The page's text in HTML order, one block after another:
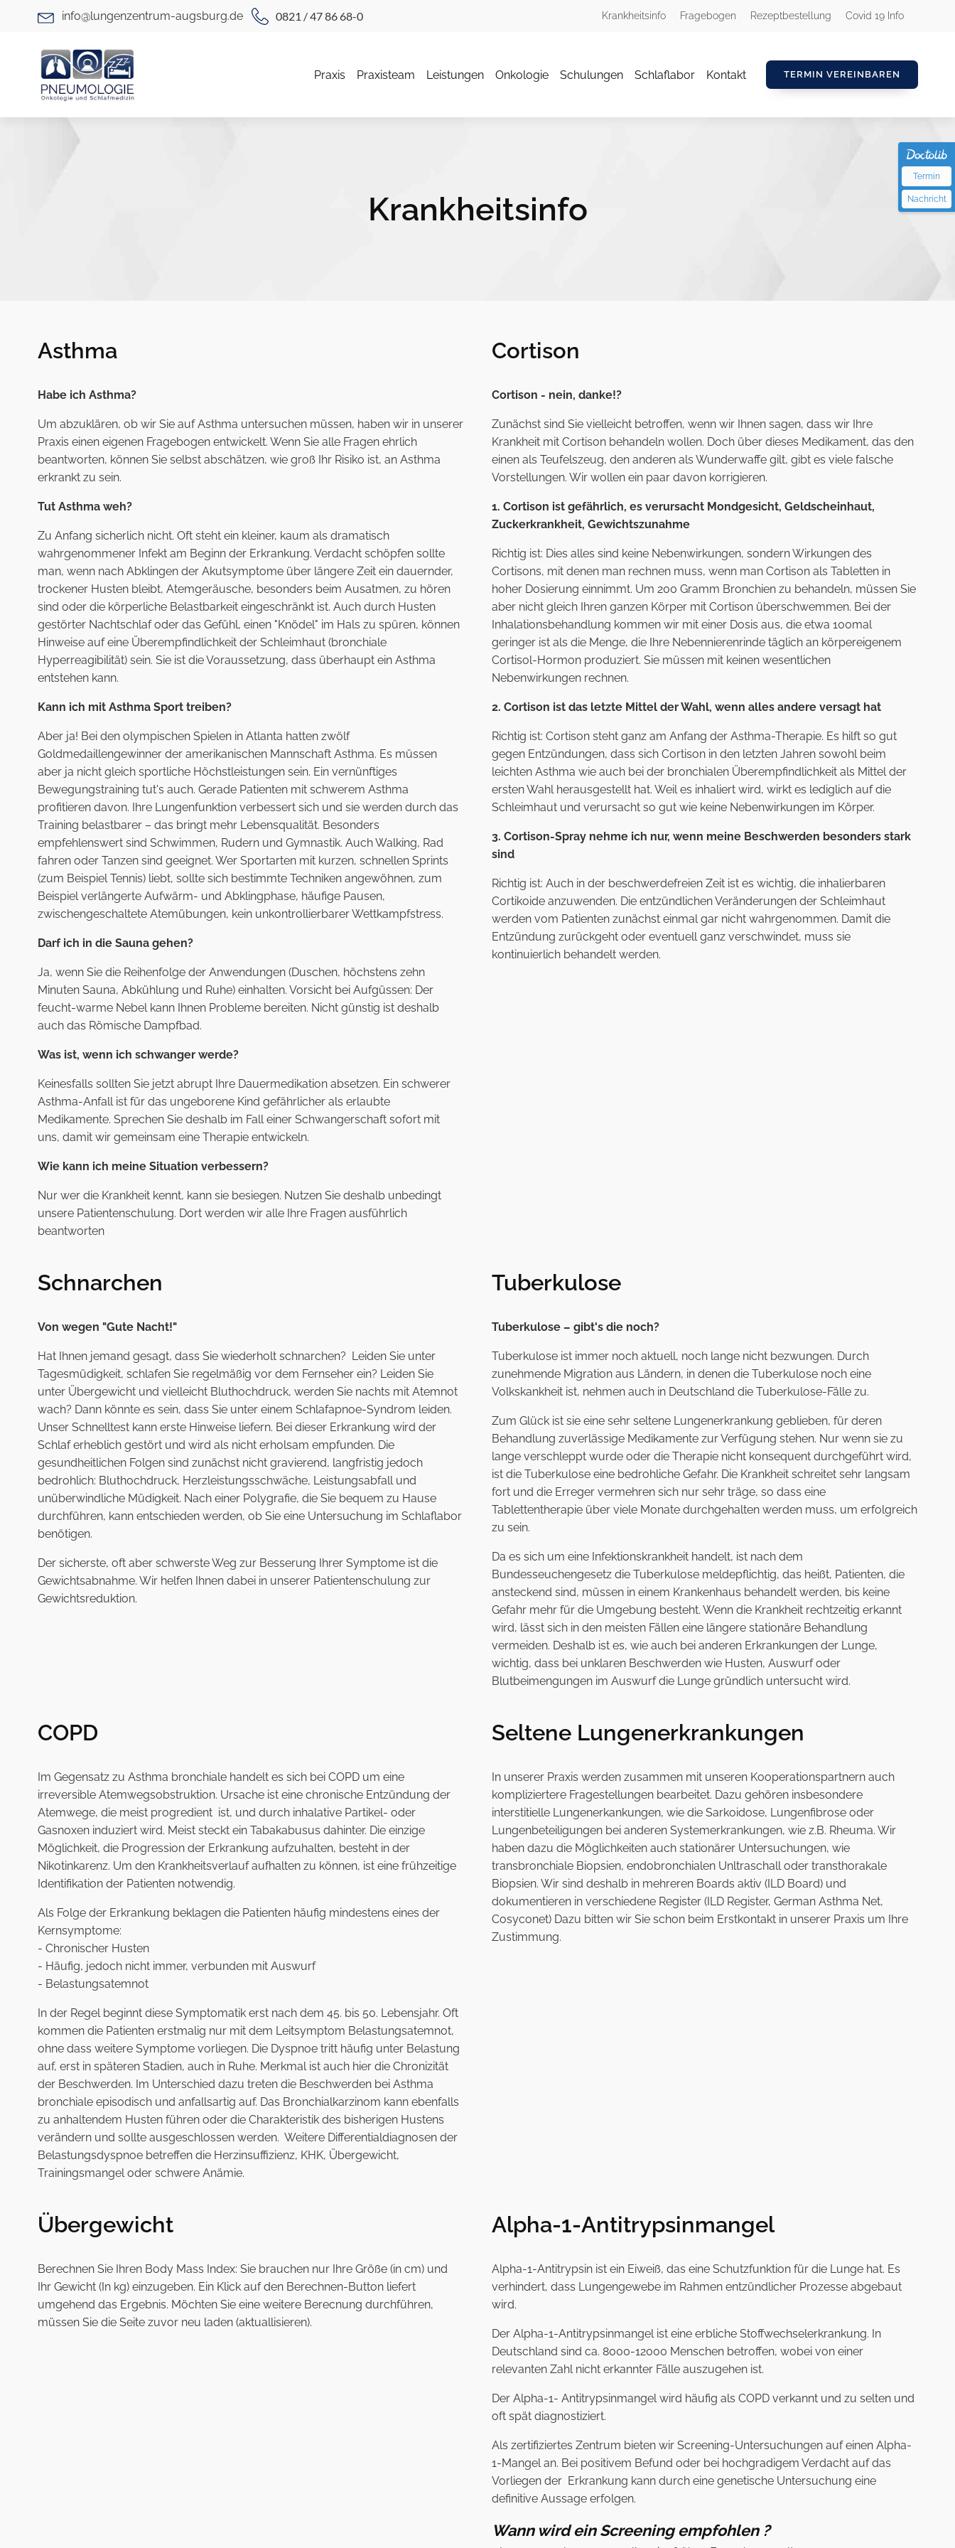
info@lungenzentrum-augsburg.de 0821 / 47 86 68-0 Krankheitsinfo Fragebogen Rezeptbestellung Covid 19 Info
Praxis Praxisteam Leistungen Onkologie Schulungen Schlaflabor Kontakt TERMIN VEREINBAREN
Krankheitsinfo
Asthma
Habe ich Asthma?
Um abzuklären, ob wir Sie auf Asthma untersuchen müssen, haben wir in unserer
Praxis einen eigenen Fragebogen entwickelt. Wenn Sie alle Fragen ehrlich
beantworten, können Sie selbst abschätzen, wie groß Ihr Risiko ist, an Asthma
erkrankt zu sein.
Tut Asthma weh?
Zu Anfang sicherlich nicht. Oft steht ein kleiner, kaum als dramatisch
wahrgenommener Infekt am Beginn der Erkrankung. Verdacht schöpfen sollte
man, wenn nach Abklingen der Akutsymptome über längere Zeit ein dauernder,
trockener Husten bleibt, Atemgeräusche, besonders beim Ausatmen, zu hören
sind oder die körperliche Belastbarkeit eingeschränkt ist. Auch durch Husten
gestörter Nachtschlaf oder das Gefühl, einen "Knödel" im Hals zu spüren, können
Hinweise auf eine Überempfindlichkeit der Schleimhaut (bronchiale
Hyperreagibilität) sein. Sie ist die Voraussetzung, dass überhaupt ein Asthma
entstehen kann.
Kann ich mit Asthma Sport treiben?
Aber ja! Bei den olympischen Spielen in Atlanta hatten zwölf
Goldmedaillengewinner der amerikanischen Mannschaft Asthma. Es müssen
aber ja nicht gleich sportliche Höchstleistungen sein. Ein vernünftiges
Bewegungstraining tut's auch. Gerade Patienten mit schwerem Asthma
profitieren davon. Ihre Lungenfunktion verbessert sich und sie werden durch das
Training belastbarer – das bringt mehr Lebensqualität. Besonders
empfehlenswert sind Schwimmen, Rudern und Gymnastik. Auch Walking, Rad
fahren oder Tanzen sind geeignet. Wer Sportarten mit kurzen, schnellen Sprints
(zum Beispiel Tennis) liebt, sollte sich bestimmte Techniken angewöhnen, zum
Beispiel verlängerte Aufwärm- und Abklingphase, häufige Pausen,
zwischengeschaltete Atemübungen, kein unkontrollierbarer Wettkampfstress.
Darf ich in die Sauna gehen?
Ja, wenn Sie die Reihenfolge der Anwendungen (Duschen, höchstens zehn
Minuten Sauna, Abkühlung und Ruhe) einhalten. Vorsicht bei Aufgüssen: Der
feucht-warme Nebel kann Ihnen Probleme bereiten. Nicht günstig ist deshalb
auch das Römische Dampfbad.
Was ist, wenn ich schwanger werde?
Keinesfalls sollten Sie jetzt abrupt Ihre Dauermedikation absetzen. Ein schwerer
Asthma-Anfall ist für das ungeborene Kind gefährlicher als erlaubte
Medikamente. Sprechen Sie deshalb im Fall einer Schwangerschaft sofort mit
uns, damit wir gemeinsam eine Therapie entwickeln.
Wie kann ich meine Situation verbessern?
Nur wer die Krankheit kennt, kann sie besiegen. Nutzen Sie deshalb unbedingt
unsere Patientenschulung. Dort werden wir alle Ihre Fragen ausführlich
beantworten
Cortison
Cortison - nein, danke!?
Zunächst sind Sie vielleicht betroffen, wenn wir Ihnen sagen, dass wir Ihre
Krankheit mit Cortison behandeln wollen. Doch über dieses Medikament, das den
einen als Teufelszeug, den anderen als Wunderwaffe gilt, gibt es viele falsche
Vorstellungen. Wir wollen ein paar davon korrigieren.
1. Cortison ist gefährlich, es verursacht Mondgesicht, Geldscheinhaut,
Zuckerkrankheit, Gewichtszunahme
Richtig ist: Dies alles sind keine Nebenwirkungen, sondern Wirkungen des
Cortisons, mit denen man rechnen muss, wenn man Cortison als Tabletten in
hoher Dosierung einnimmt. Um 200 Gramm Bronchien zu behandeln, müssen Sie
aber nicht gleich Ihren ganzen Körper mit Cortison überschwemmen. Bei der
Inhalationsbehandlung kommen wir mit einer Dosis aus, die etwa 100mal
geringer ist als die Menge, die Ihre Nebennierenrinde täglich an körpereigenem
Cortisol-Hormon produziert. Sie müssen mit keinen wesentlichen
Nebenwirkungen rechnen.
2. Cortison ist das letzte Mittel der Wahl, wenn alles andere versagt hat
Richtig ist: Cortison steht ganz am Anfang der Asthma-Therapie. Es hilft so gut
gegen Entzündungen, dass sich Cortison in den letzten Jahren sowohl beim
leichten Asthma wie auch bei der bronchialen Überempfindlichkeit als Mittel der
ersten Wahl herausgestellt hat. Weil es inhaliert wird, wirkt es lediglich auf die
Schleimhaut und verursacht so gut wie keine Nebenwirkungen im Körper.
3. Cortison-Spray nehme ich nur, wenn meine Beschwerden besonders stark
sind
Richtig ist: Auch in der beschwerdefreien Zeit ist es wichtig, die inhalierbaren
Cortikoide anzuwenden. Die entzündlichen Veränderungen der Schleimhaut
werden vom Patienten zunächst einmal gar nicht wahrgenommen. Damit die
Entzündung zurückgeht oder eventuell ganz verschwindet, muss sie
kontinuierlich behandelt werden.
Schnarchen
Von wegen "Gute Nacht!"
Hat Ihnen jemand gesagt, dass Sie wiederholt schnarchen? Leiden Sie unter
Tagesmüdigkeit, schlafen Sie regelmäßig vor dem Fernseher ein? Leiden Sie
unter Übergewicht und vielleicht Bluthochdruck, werden Sie nachts mit Atemnot
wach? Dann könnte es sein, dass Sie unter einem Schlafapnoe-Syndrom leiden.
Unser Schnelltestkann erste Hinweise liefern. Bei dieser Erkrankung wird der
Schlaf erheblich gestört und wird als nicht erholsam empfunden. Die
gesundheitlichen Folgen sind zunächst nicht gravierend, langfristig jedoch
bedrohlich: Bluthochdruck, Herzleistungsschwäche, Leistungsabfall und
unüberwindliche Müdigkeit. Nach einer Polygrafie, die Sie bequem zu Hause
durchführen, kann entschieden werden, ob Sie eine Untersuchung im Schlaflabor
benötigen.
Der sicherste, oft aber schwerste Weg zur Besserung Ihrer Symptome ist die
Gewichtsabnahme. Wir helfen Ihnen dabei in unserer Patientenschulung zur
Gewichtsreduktion.
Tuberkulose
Tuberkulose – gibt's die noch?
Tuberkulose ist immer noch aktuell, noch lange nicht bezwungen. Durch
zunehmende Migration aus Ländern, in denen die Tuberkulose noch eine
Volkskankheit ist, nehmen auch in Deutschland die Tuberkulose-Fälle zu.
Zum Glück ist sie eine sehr seltene Lungenerkrankung geblieben, für deren
Behandlung zuverlässige Medikamente zur Verfügung stehen. Nur wenn sie zu
lange verschleppt wurde oder die Therapie nicht konsequent durchgeführt wird,
ist die Tuberkulose eine bedrohliche Gefahr. Die Krankheit schreitet sehr langsam
fort und die Erreger vermehren sich nur sehr träge, so dass eine
Tablettentherapie über viele Monate durchgehalten werden muss, um erfolgreich
zu sein.
Da es sich um eine Infektionskrankheit handelt, ist nach dem
Bundesseuchengesetz die Tuberkulose meldepflichtig, das heißt, Patienten, die
ansteckend sind, müssen in einem Krankenhaus behandelt werden, bis keine
Gefahr mehr für die Umgebung besteht. Wenn die Krankheit rechtzeitig erkannt
wird, lässt sich in den meisten Fällen eine längere stationäre Behandlung
vermeiden. Deshalb ist es, wie auch bei anderen Erkrankungen der Lunge,
wichtig, dass bei unklaren Beschwerden wie Husten, Auswurf oder
Blutbeimengungen im Auswurf die Lunge gründlich untersucht wird.
COPD
Im Gegensatz zu Asthma bronchiale handelt es sich bei COPD um eine
irreversible Atemwegsobstruktion. Ursache ist eine chronische Entzündung der
Atemwege, die meist progredient ist, und durch inhalative Partikel- oder
Gasnoxen induziert wird. Meist steckt ein Tabakabusus dahinter. Die einzige
Möglichkeit, die Progression der Erkrankung aufzuhalten, besteht in der
Nikotinkarenz. Um den Krankheitsverlauf aufhalten zu können, ist eine frühzeitige
Identifikation der Patienten notwendig.
Als Folge der Erkrankung beklagen die Patienten häufig mindestens eines der
Kernsymptome:
- Chronischer Husten
- Häufig, jedoch nicht immer, verbunden mit Auswurf
- Belastungsatemnot
In der Regel beginnt diese Symptomatik erst nach dem 45. bis 50. Lebensjahr. Oft
kommen die Patienten erstmalig nur mit dem Leitsymptom Belastungsatemnot,
ohne dass weitere Symptome vorliegen. Die Dyspnoe tritt häufig unter Belastung
auf, erst in späteren Stadien, auch in Ruhe. Merkmal ist auch hier die Chronizität
der Beschwerden. Im Unterschied dazu treten die Beschwerden bei Asthma
bronchiale episodisch und anfallsartig auf. Das Bronchialkarzinom kann ebenfalls
zu anhaltendem Husten führen oder die Charakteristik des bisherigen Hustens
verändern und sollte ausgeschlossen werden. Weitere Differentialdiagnosen der
Belastungsdyspnoe betreffen die Herzinsuffizienz, KHK, Übergewicht,
Trainingsmangel oder schwere Anämie.
Seltene Lungenerkrankungen
In unserer Praxis werden zusammen mit unseren Kooperationspartnern auch
kompliziertere Fragestellungen bearbeitet. Dazu gehören insbesondere
interstitielle Lungenerkankungen, wie die Sarkoidose, Lungenfibrose oder
Lungenbeteiligungen bei anderen Systemerkrankungen, wie z.B. Rheuma. Wir
haben dazu die Möglichkeiten auch stationärer Untersuchungen, wie
transbronchiale Biopsien, endobronchialen Unltraschall oder transthorakale
Biopsien. Wir sind deshalb in mehreren Boards aktiv (ILD Board) und
dokumentieren in verschiedene Register (ILD Register, German Asthma Net,
Cosyconet) Dazu bitten wir Sie schon beim Erstkontakt in unserer Praxis um Ihre
Zustimmung.
Übergewicht
Berechnen Sie Ihren Body Mass Index: Sie brauchen nur Ihre Größe (in cm) und
Ihr Gewicht (In kg) einzugeben. Ein Klick auf den Berechnen-Button liefert
umgehend das Ergebnis. Möchten Sie eine weitere Berecnung durchführen,
müssen Sie die Seite zuvor neu laden (aktuallisieren).
Alpha-1-Antitrypsinmangel
Alpha-1-Antitrypsin ist ein Eiweiß, das eine Schutzfunktion für die Lunge hat. Es
verhindert, dass Lungengewebe im Rahmen entzündlicher Prozesse abgebaut
wird.
Der Alpha-1-Antitrypsinmangel ist eine erbliche Stoffwechselerkrankung. In
Deutschland sind ca. 8000-12000 Menschen betroffen, wobei von einer
relevanten Zahl nicht erkannter Fälle auszugehen ist.
Der Alpha-1- Antitrypsinmangel wird häufig als COPD verkannt und zu selten und
oft spät diagnostiziert.
Als zertifiziertes Zentrum bieten wir Screening-Untersuchungen auf einen Alpha-
1-Mangel an. Bei positivem Befund oder bei hochgradigem Verdacht auf das
Vorliegen der Erkrankung kann durch eine genetische Untersuchung eine
definitive Aussage erfolgen.
Wann wird ein Screening empfohlen ?
Termin
Nachricht